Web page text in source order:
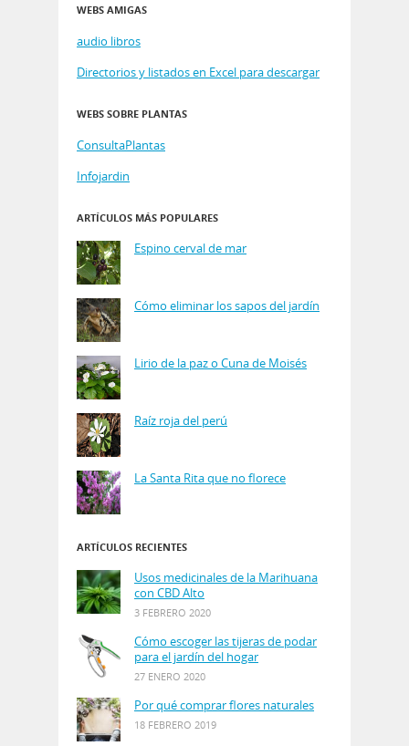
WEBS AMIGAS
audio libros
Directorios y listados en Excel para descargar
WEBS SOBRE PLANTAS
ConsultaPlantas
Infojardin
ARTÍCULOS MÁS POPULARES
Espino cerval de mar
Cómo eliminar los sapos del jardín
Lirio de la paz o Cuna de Moisés
Raíz roja del perú
La Santa Rita que no florece
ARTÍCULOS RECIENTES
Usos medicinales de la Marihuana
con CBD Alto
3 FEBRERO 2020
Cómo escoger las tijeras de podar
para el jardín del hogar
27 ENERO 2020
Por qué comprar flores naturales
18 FEBRERO 2019